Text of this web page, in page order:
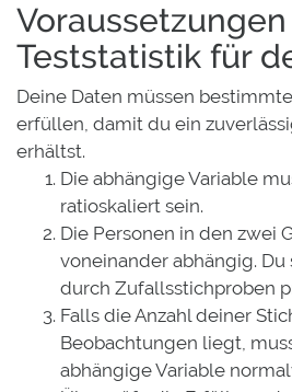
Teststatistik für
Deine Daten müssen
erfüllen, damit du ein
erhältst.
Die abhängige Variable
ratioskaliert sein.
Die Personen in den zwei
voneinander abhängig.
durch Zufallsstichproben
Falls die Anzahl deiner
Beobachtungen liegt,
abhängige Variable